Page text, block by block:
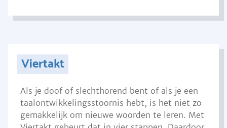
Viertakt
Als je doof of slechthorend bent of als je een
taalontwikkelingsstoornis hebt, is het niet zo
gemakkelijk om nieuwe woorden te leren. Met